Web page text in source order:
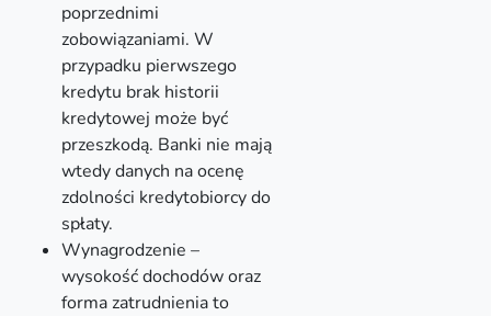
poprzednimi
zobowiązaniami. W
przypadku pierwszego
kredytu brak historii
kredytowej może być
przeszkodą. Banki nie mają
wtedy danych na ocenę
zdolności kredytobiorcy do
spłaty.
Wynagrodzenie –
wysokość dochodów oraz
forma zatrudnienia to